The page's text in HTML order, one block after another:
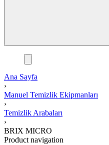
Ana Sayfa
›
Manuel Temizlik Ekipmanları
›
Temizlik Arabaları
›
BRIX MICRO
Product navigation